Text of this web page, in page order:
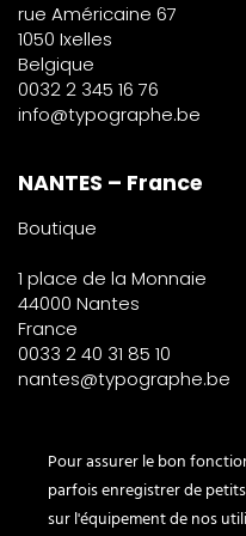
rue Américaine 67
1050 Ixelles
Belgique
0032 2 345 16 76
info@typographe.be
NANTES – France
Boutique
1 place de la Monnaie
44000 Nantes
France
0033 2 40 31 85 10
nantes@typographe.be
PARIS – France
Corner
Pour assurer le bon
parfois enregistrer de
sur l'équipement de nos